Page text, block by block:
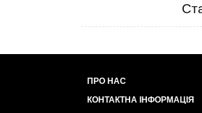
ПРО НАС
КОНТАКТНА ІНФОРМАЦІЯ